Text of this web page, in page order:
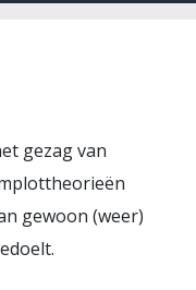
gezag van
gewoon (weer)